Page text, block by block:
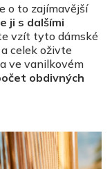
o to zajímavější
ji s dalšími
vzít tyto dámské
celek oživte
ve vanilkovém
obdivných